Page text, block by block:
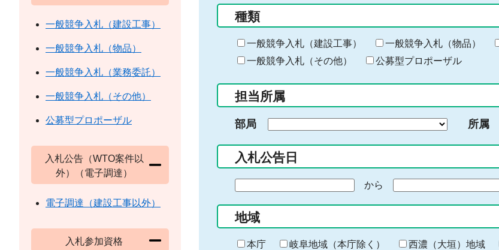
る
キ
ー
ー
入
力
種類
一般競争入札（建設工事） 一般競争入札（物品）
一般競争入札（その他）
公募型プロポーザル
担当所属
部局 所属
入札公告日
の
始
ま
から
終
わ
地域
本庁 岐阜地域（本庁除く） 西濃（大垣）地域
一般競争入札（建設工事）
一般競争入札（物品）
一般競争入札（業務委託）
一般競争入札（その他）
公募型プロポーザル
入札公告（WTO案件以
外）（電子調達）
電子調達（建設工事以外）
入札参加資格